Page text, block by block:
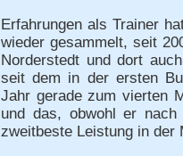
Erfahrungen als Trainer
wieder gesammelt, seit
Norderstedt und dort
seit dem in der ersten
Jahr gerade zum vierten
und das, obwohl er nach
zweitbeste Leistung in der